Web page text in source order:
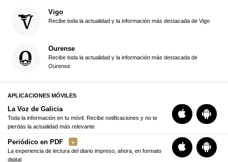
Vigo
Recibe toda la actualidad y la información más destacada de Vigo
Ourense
Recibe toda la actualidad y la información más destacada de
Ourense
APLICACIONES MÓVILES
La Voz de Galicia
Toda la información en tu móvil. Recibe notificaciones y no te
pierdas la actualidad más relevante
Periódico en PDF
La experiencia de lectura del diario impreso, ahora, en formato
digital